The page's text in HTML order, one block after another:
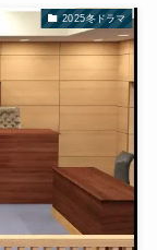
2025冬ドラマ